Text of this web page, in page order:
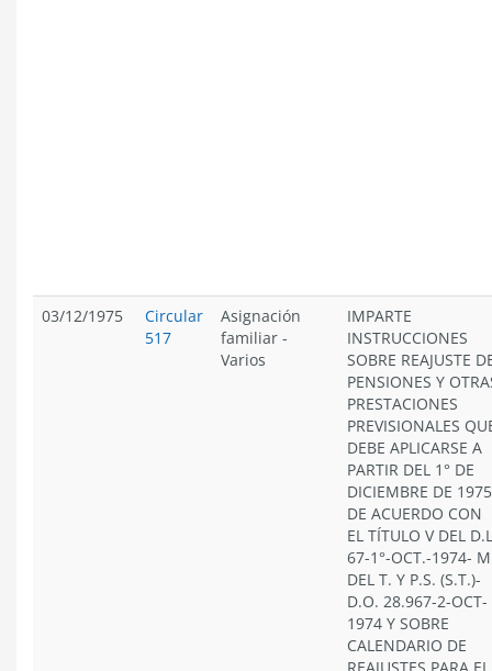
03/12/1975
Circular
517
Asignación
familiar -
Varios
IMPARTE
INSTRUCCIONES
SOBRE REAJUSTE
PENSIONES Y
PRESTACIONES
PREVISIONALES
DEBE APLICARSE A
PARTIR DEL 1° DE
DICIEMBRE DE 1975
DE ACUERDO CON
EL TÍTULO V DEL
67-1°-OCT.-1974-
DEL T. Y P.S. (S.T.)-
D.O. 28.967-2-OCT-
1974 Y SOBRE
CALENDARIO DE